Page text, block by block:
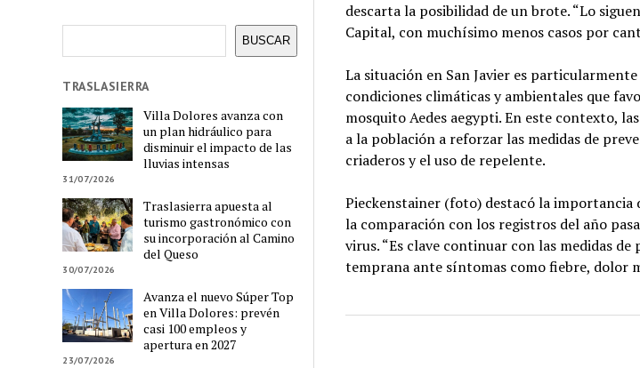
BUSCAR
TRASLASIERRA
Villa Dolores avanza con
un plan hidráulico para
disminuir el impacto de las
lluvias intensas
31/07/2026
Traslasierra apuesta al
turismo gastronómico con
su incorporación al Camino
del Queso
30/07/2026
Avanza el nuevo Súper Top
en Villa Dolores: prevén
casi 100 empleos y
apertura en 2027
23/07/2026
descarta la posibilidad de un brote. “Lo
Capital, con muchísimo menos casos por
La situación en San Javier es
condiciones climáticas y ambientales que
mosquito Aedes aegypti. En este contexto,
a la población a reforzar las medidas de
criaderos y el uso de repelente.
Pieckenstainer (foto) destacó la importancia
la comparación con los registros del año
virus. “Es clave continuar con las medidas
temprana ante síntomas como fiebre, dolor